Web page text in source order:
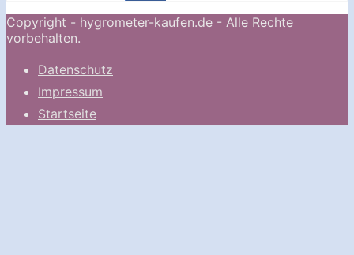
Copyright - hygrometer-kaufen.de - Alle Rechte
vorbehalten.
Datenschutz
Impressum
Startseite